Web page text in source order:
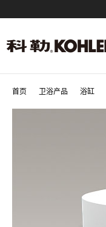
首页 卫浴产品 浴缸